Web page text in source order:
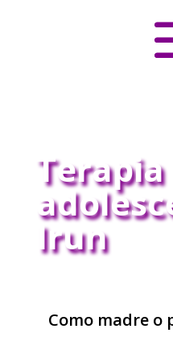
Irun
Como madre o